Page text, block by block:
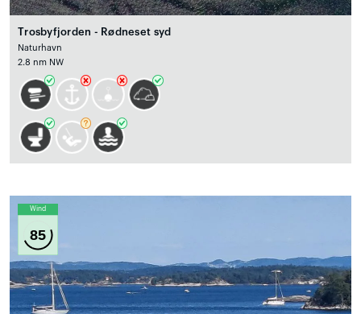
Trosbyfjorden - Rødneset syd
Naturhavn
2.8 nm NW
Wind
85